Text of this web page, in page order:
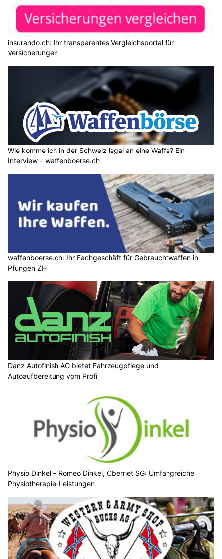
insurando.ch: Ihr transparentes Vergleichsportal für
Versicherungen
Wie komme ich in der Schweiz legal an eine Waffe? Ein
Interview – waffenboerse.ch
waffenboerse.ch: Ihr Fachgeschäft für Gebrauchtwaffen in
Pfungen ZH
Danz Autofinish AG bietet Fahrzeugpflege und
Autoaufbereitung vom Profi
Physio Dinkel – Romeo Dinkel, Oberriet SG: Umfangreiche
Physiotherapie-Leistungen